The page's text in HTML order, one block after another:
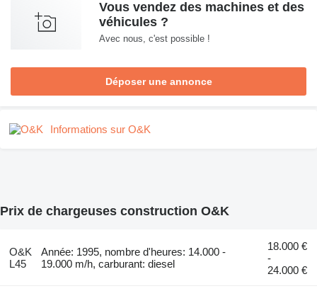
Vous vendez des machines et des
véhicules ?
Avec nous, c'est possible !
Déposer une annonce
Informations sur O&K
Prix de chargeuses construction O&K
O&K
L45
Année: 1995, nombre d'heures: 14.000 -
19.000 m/h, carburant: diesel
18.000 €
-
24.000 €